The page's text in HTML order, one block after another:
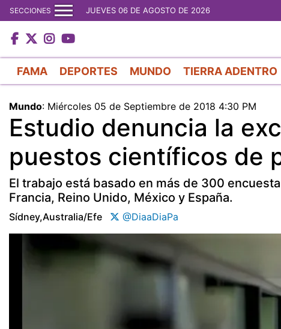
SECCIONES JUEVES 06 DE AGOSTO DE 2026
FAMA DEPORTES MUNDO TIERRA ADENTRO
Mundo: Miércoles 05 de Septiembre de 2018 4:30 PM
Estudio denuncia la
puestos científicos de
El trabajo está basado en más de 300
Francia, Reino Unido, México y España.
Sídney,australia/efe @DiaaDiaPa